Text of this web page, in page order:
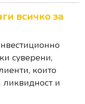
всичко за
суверени,
които
ликвидност и